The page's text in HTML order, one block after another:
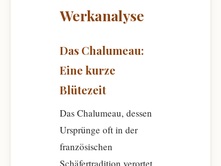
Werkanalyse
Das Chalumeau:
Eine kurze
Blütezeit
Das Chalumeau, dessen
Ursprünge oft in der
französischen
Schäfertradition verortet